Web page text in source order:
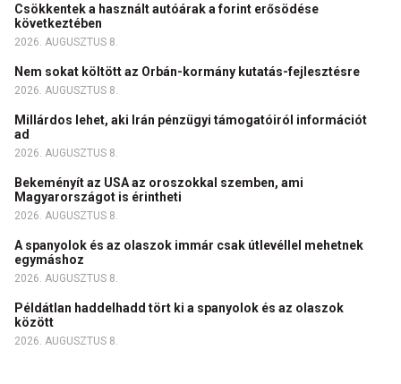
Csökkentek a használt autóárak a forint erősödése
következtében
2026. AUGUSZTUS 8.
Nem sokat költött az Orbán-kormány kutatás-fejlesztésre
2026. AUGUSZTUS 8.
Millárdos lehet, aki Irán pénzügyi támogatóiról információt
ad
2026. AUGUSZTUS 8.
Bekeményít az USA az oroszokkal szemben, ami
Magyarországot is érintheti
2026. AUGUSZTUS 8.
A spanyolok és az olaszok immár csak útlevéllel mehetnek
egymáshoz
2026. AUGUSZTUS 8.
Példátlan haddelhadd tört ki a spanyolok és az olaszok
között
2026. AUGUSZTUS 8.